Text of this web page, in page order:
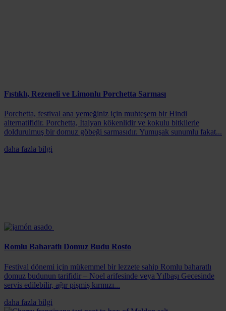
Fıstıklı, Rezeneli ve Limonlu Porchetta Sarması
Porchetta, festival ana yemeğiniz için muhteşem bir Hindi
alternatifidir. Porchetta, İtalyan kökenlidir ve kokulu bitkilerle
doldurulmuş bir domuz göbeği sarmasıdır. Yumuşak sunumlu fakat...
daha fazla bilgi
Romlu Baharatlı Domuz Budu Rosto
Festival dönemi için mükemmel bir lezzete sahip Romlu baharatlı
domuz budunun tarifidir – Noel arifesinde veya Yılbaşı Gecesinde
servis edilebilir, ağır pişmiş kırmızı...
daha fazla bilgi